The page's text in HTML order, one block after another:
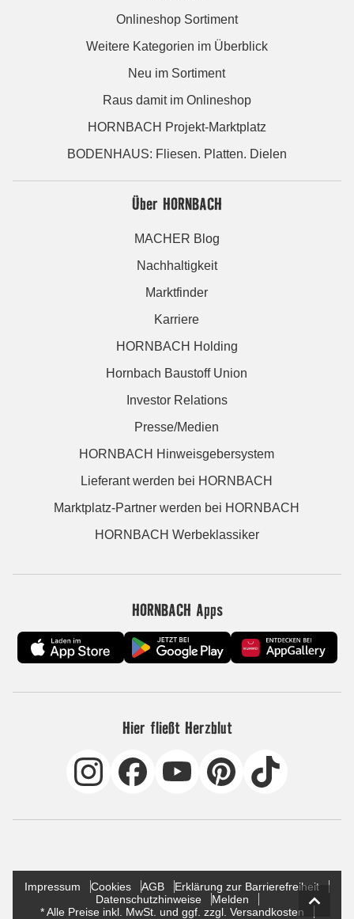
Onlineshop Sortiment
Weitere Kategorien im Überblick
Neu im Sortiment
Raus damit im Onlineshop
HORNBACH Projekt-Marktplatz
BODENHAUS: Fliesen. Platten. Dielen
Über HORNBACH
MACHER Blog
Nachhaltigkeit
Marktfinder
Karriere
HORNBACH Holding
Hornbach Baustoff Union
Investor Relations
Presse/Medien
HORNBACH Hinweisgebersystem
Lieferant werden bei HORNBACH
Marktplatz-Partner werden bei HORNBACH
HORNBACH Werbeklassiker
HORNBACH Apps
Hier fließt Herzblut
Impressum Cookies AGB
Erklärung zur Barrierefreiheit
Datenschutzhinweise
Melden
* Alle Preise inkl. MwSt. und ggf. zzgl. Versandkosten